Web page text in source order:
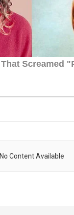
No Content Available